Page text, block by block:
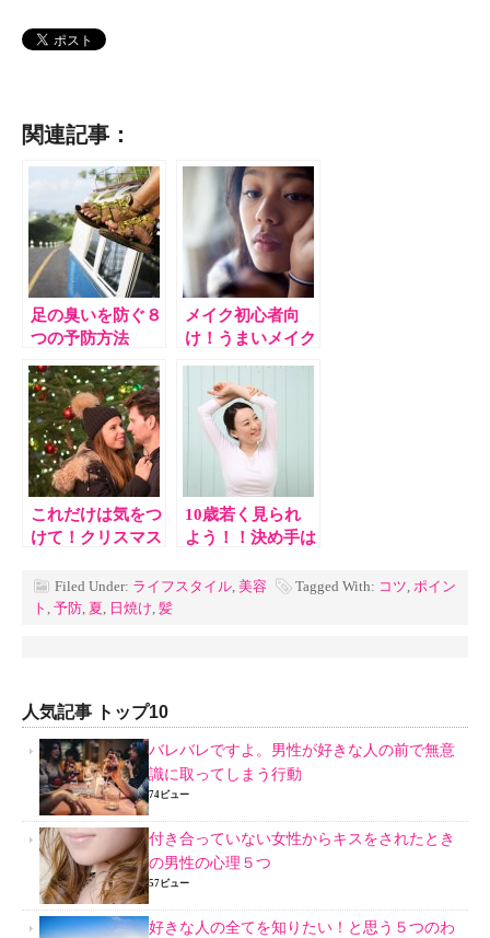
関連記事：
足の臭いを防ぐ８
つの予防方法
メイク初心者向
け！うまいメイク
これだけは気をつ
けて！クリスマス
しておくこと
10歳若く見られ
よう！！決め手は
Filed Under: ライフスタイル, 美容 Tagged With: コツ, ポイン
ト , 予防, 夏, 日焼け, 髪
人気記事 トップ10
バレバレですよ。男性が好きな人の前で無意
識に取ってしまう行動
74ビュー
付き合っていない女性からキスをされたとき
の男性の心理５つ
57ビュー
好きな人の全てを知りたい！と思う５つのわ